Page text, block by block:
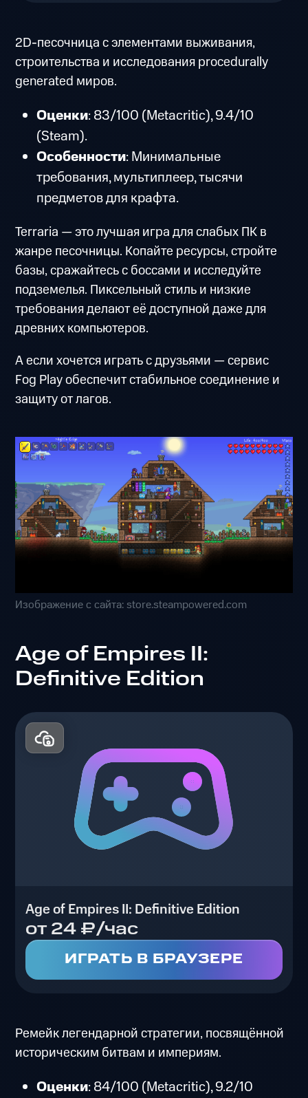
2D-песочница с элементами выживания,
строительства и исследования procedurally
generated миров.
Оценки: 83/100 (Metacritic), 9.4/10
(Steam).
Особенности: Минимальные
требования, мультиплеер, тысячи
предметов для крафта.
Terraria — это лучшая игра для слабых ПК в
жанре песочницы. Копайте ресурсы, стройте
базы, сражайтесь с боссами и исследуйте
подземелья. Пиксельный стиль и низкие
требования делают её доступной даже для
древних компьютеров.
А если хочется играть с друзьями — сервис
Fog Play обеспечит стабильное соединение и
защиту от лагов.
Изображение с сайта: store.steampowered.com
Age of Empires II:
Definitive Edition
Age of Empires II: Definitive Edition
от 24 ₽/час
ИГРАТЬ В БРАУЗЕРЕ
Ремейк легендарной стратегии, посвящённой
историческим битвам и империям.
Оценки: 84/100 (Metacritic), 9.2/10